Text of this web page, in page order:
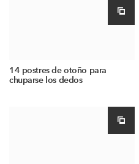
14 postres de otoño para
chuparse los dedos